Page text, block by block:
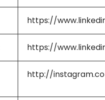
https://
https://
http://